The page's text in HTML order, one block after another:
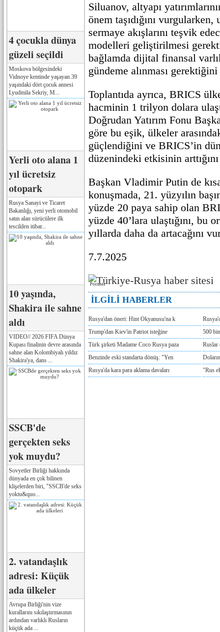
4 çocukla dünya
güzeli seçildi
Moskova bölgesindeki
Vidnoye kentinde yaşayan 39
yaşındaki dört çocuk annesi
Lyudmila Sekriy, M...
Yerli oto alana 1
yıl ücretsiz
otopark
Rusya Sanayi ve Ticaret
Bakanlığı, yeni yerli otomobil
satın alan sürücülere ilk
tescilden itibar...
10 yaşında,
Shakira ile sahne
aldı
VIDEO// 2026 FIFA Dünya
Kupası finalinin devre arasında
sahne alan Kolombiyalı yıldız
Shakira'ya, dans ...
SSCB'de
gerçekten seks
yok muydu?
Sovyetler Birliği hakkında
dünyada en çok bilinen
klişelerden biri, "SSCB'de seks
yoktu&quo...
2. vatandaşlık
adresi: Küçük
ada ülkeler
Avrupa Birliği'nin vize
kurallarını sıkılaştırmasının
ardından varlıklı Rusların
küçük ada ...
Siluanov, altyapı
önem taşıdığını
sermaye akışlarını teşvik
modelleri geliştirilmesi
bağlamda dijital finansal
gündeme alınması
Toplantıda ayrıca, BRICS
hacminin 1 trilyon dolara
Doğrudan Yatırım Fonu
göre bu eşik, ülkeler
güçlendiğini ve BRICS’in
düzenindeki etkisinin
Başkan Vladimir Putin de
konuşmada, 21. yüzyılın
yüzde 20 paya sahip olan
yüzde 40’lara ulaştığını, bu
yıllarda daha da artacağını
7.7.2025
Реклама
İLGİLİ HABERLER
Rusya'dan öneri: Hint Okyanusu'na k
Trump'dan Kiev'in Patriot isteğine
500
Türk şirketi Madame Coco Rusya paza
Ruslar
Benzinde eski standarta dönüş: "Yen
Rusya'da kara para aklama davaları
"Rus